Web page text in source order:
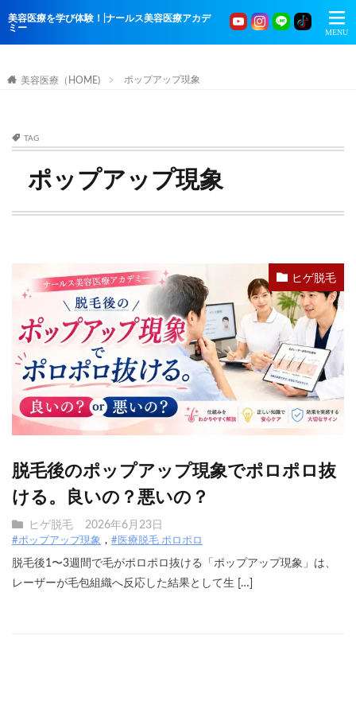
美容医療を学び体験！|ナールス美容医療アカデ
ミー
美容医療（HOME) ポップアップ現象
TAG
ポップアップ現象
ヒゲ脱毛
脱毛後のポップアップ現象でポロポロ抜
ける。良いの？悪いの？
ヒゲ脱毛 2026年6月23日
#ポップアップ現象 #医療脱毛 ポロポロ
脱毛後1〜3週間で毛がポロポロ抜ける「ポップアップ現象」は、
レーザーが毛包組織へ反応した結果として生 […]